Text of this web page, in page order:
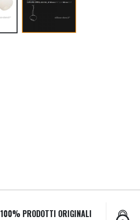
100% PRODOTTI ORIGINALI